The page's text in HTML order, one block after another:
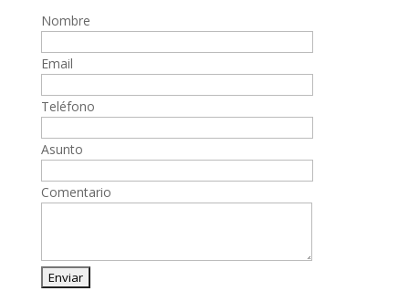
Nombre
Email
Teléfono
Asunto
Comentario